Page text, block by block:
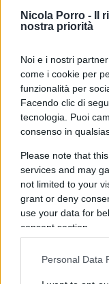
Nicola Porro -
Il
nostra priorità
Noi e i nostri
come i cookie per
funzionalità per
Facendo clic di
tecnologia. Puoi
consenso in
Please note that
services and may
not limited to your
grant or deny
use your data for
consent section.
Personal Data
domanda di
strutturale o di
Per un’Europa
centroindustria,
ma come
Senza una
europeae una
capitali, il
senza sciogliere
Buy